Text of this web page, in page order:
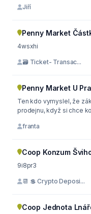
Jiří
Penny Market
4wsxhi
🗃 Ticket- Transac...
Penny Market U
Ten kdo vymyslel, že
prodejnu, když si chce
franta
Coop Konzum
9i8pr3
📆 💲 Crypto Deposi...
Coop Jednota